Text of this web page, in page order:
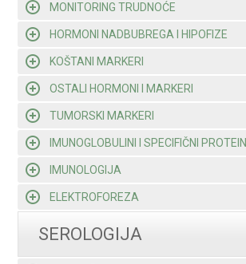
MONITORING TRUDNOĆE
HORMONI NADBUBREGA I HIPOFIZE
KOŠTANI MARKERI
OSTALI HORMONI I MARKERI
TUMORSKI MARKERI
IMUNOGLOBULINI I SPECIFIČNI PROTEINI
IMUNOLOGIJA
ELEKTROFOREZA
SEROLOGIJA